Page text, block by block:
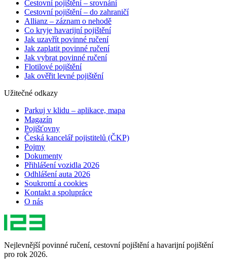
Cestovní pojištění – srovnání
Cestovní pojištění – do zahraničí
Allianz – záznam o nehodě
Co kryje havarijní pojištění
Jak uzavřít povinné ručení
Jak zaplatit povinné ručení
Jak vybrat povinné ručení
Flotilové pojištění
Jak ověřit levné pojištění
Užitečné odkazy
Parkuj v klidu – aplikace, mapa
Magazín
Pojišťovny
Česká kancelář pojistitelů (ČKP)
Pojmy
Dokumenty
Přihlášení vozidla 2026
Odhlášení auta 2026
Soukromí a cookies
Kontakt a spolupráce
O nás
Nejlevnější povinné ručení, cestovní pojištění a havarijní pojištění
pro rok 2026.